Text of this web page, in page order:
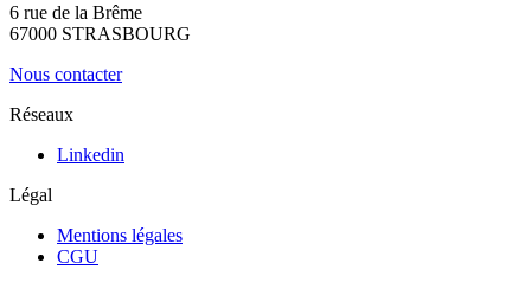
6 rue de la Brême
67000 STRASBOURG
Nous contacter
Réseaux
Linkedin
Légal
Mentions légales
CGU